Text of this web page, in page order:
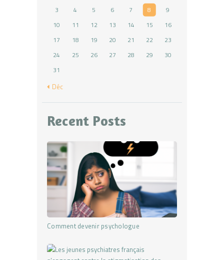
3
4 5 6 7 8
9
10
11 12 13 14 15
16
17
18 19 20 21 22
23
24
25 26 27 28 29
30
31
« Déc
Recent Posts
Comment devenir psychologue